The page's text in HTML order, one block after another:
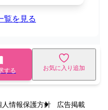
覧を見る
する お気に入り追加
人情報保護方針
広告掲載